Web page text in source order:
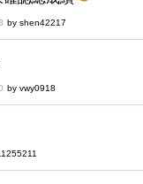
by shen42217
by vwy0918